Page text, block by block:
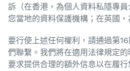
訴（在香港，為個人資料私隱專
您當地的資料保護機構；在英國，
要行使上述任何權利，請通過第
們聯繫。我們將在適用法律規定
要求提供合理的額外信息以在履